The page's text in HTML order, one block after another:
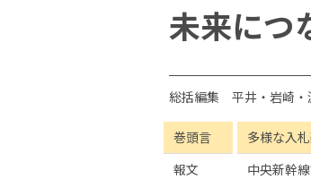
未来につ
総括編集 平井・岩崎
巻頭言 多様な入
報文
中央新幹